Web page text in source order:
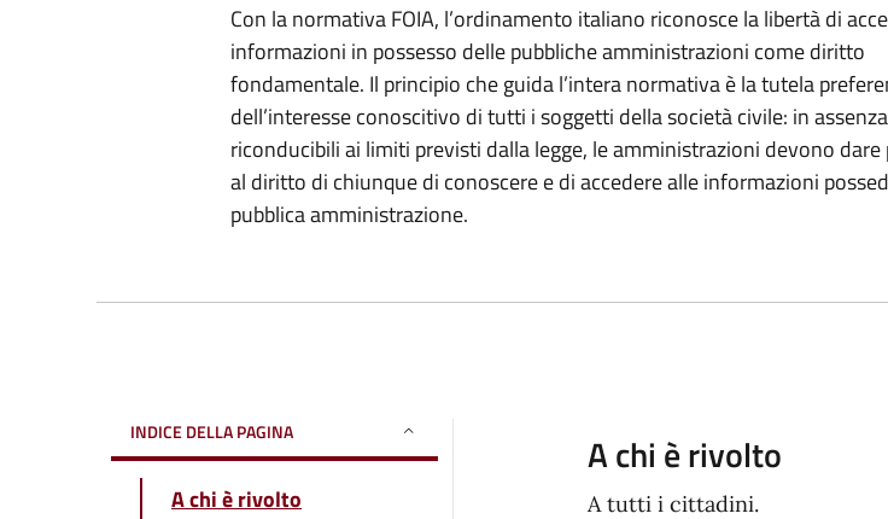
Con la normativa FOIA, l’ordinamento italiano riconosce la libertà di
informazioni in possesso delle pubbliche amministrazioni come diritto
fondamentale. Il principio che guida l’intera normativa è la tutela
dell’interesse conoscitivo di tutti i soggetti della società civile: in
riconducibili ai limiti previsti dalla legge, le amministrazioni devono dare
al diritto di chiunque di conoscere e di accedere alle informazioni
pubblica amministrazione.
INDICE DELLA PAGINA
A chi è rivolto
A chi è rivolto
A tutti i cittadini.